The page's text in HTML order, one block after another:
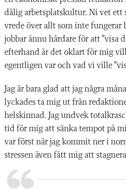
dålig arbetsplats­kultur. Ni vet ett
vrede över allt som inte fungerar
jobbar ännu hårdare för att ”visa
efterhand är det oklart för mig
egentligen var och vad vi ville
Jag är bara glad att jag några
lyckades ta mig ut från
helskinnad. Jag undvek
tid för mig att sänka tempot på
var först när jag kommit ner i
stressen även fått mig att